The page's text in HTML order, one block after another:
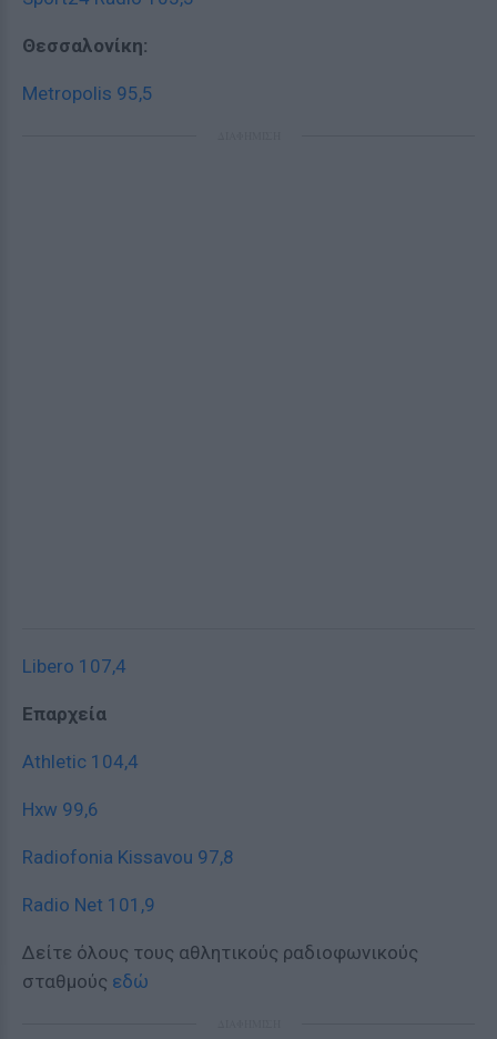
Θεσσαλονίκη:
Metropolis 95,5
Libero 107,4
Επαρχεία
Athletic 104,4
Hxw 99,6
Radiofonia Kissavou 97,8
Radio Net 101,9
Δείτε όλους τους αθλητικούς ραδιοφωνικούς
σταθμούς εδώ